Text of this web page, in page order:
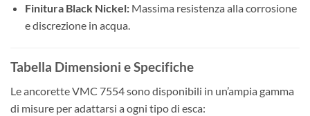
Finitura Black Nickel:Massima resistenza alla corrosione
e discrezione in acqua.
Tabella Dimensioni e Specifiche
Le ancorette VMC 7554 sono disponibili in un’ampia gamma
di misure per adattarsi a ogni tipo di esca: